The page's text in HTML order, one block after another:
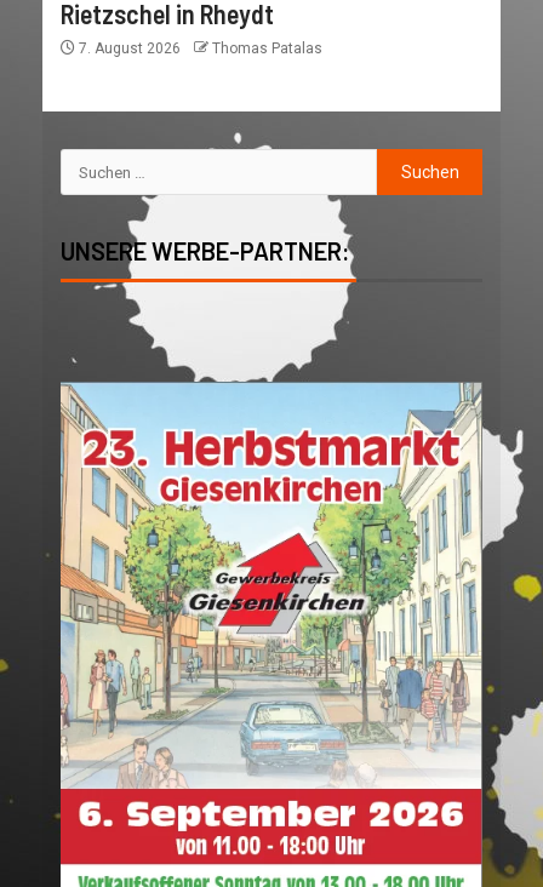
Rietzschel in Rheydt
7. August 2026 Thomas Patalas
UNSERE WERBE-PARTNER: